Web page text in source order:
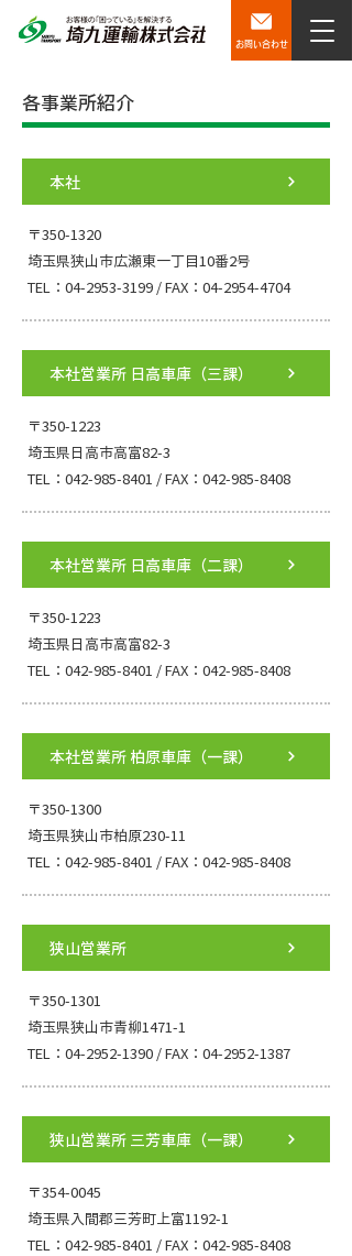
お問い合わせ
各事業所紹介
本社
〒350-1320
埼玉県狭山市広瀬東一丁目10番2号
TEL：04-2953-3199 / FAX：04-2954-4704
本社営業所 日高車庫（三課）
〒350-1223
埼玉県日高市高富82-3
TEL：042-985-8401 / FAX：042-985-8408
本社営業所 日高車庫（二課）
〒350-1223
埼玉県日高市高富82-3
TEL：042-985-8401 / FAX：042-985-8408
本社営業所 柏原車庫（一課）
〒350-1300
埼玉県狭山市柏原230-11
TEL：042-985-8401 / FAX：042-985-8408
狭山営業所
〒350-1301
埼玉県狭山市青柳1471-1
TEL：04-2952-1390 / FAX：04-2952-1387
狭山営業所 三芳車庫（一課）
〒354-0045
埼玉県入間郡三芳町上富1192-1
TEL：042-985-8401 / FAX：042-985-8408